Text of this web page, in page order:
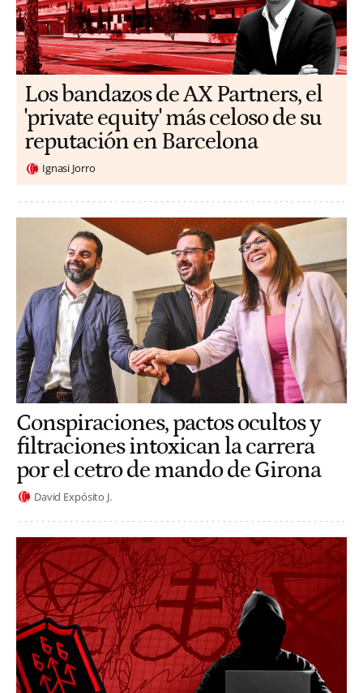
Los bandazos de AX Partners, el
'private equity' más celoso de su
reputación en Barcelona
Ignasi Jorro
Conspiraciones, pactos ocultos y
filtraciones intoxican la carrera
por el cetro de mando de Girona
David Expósito J.